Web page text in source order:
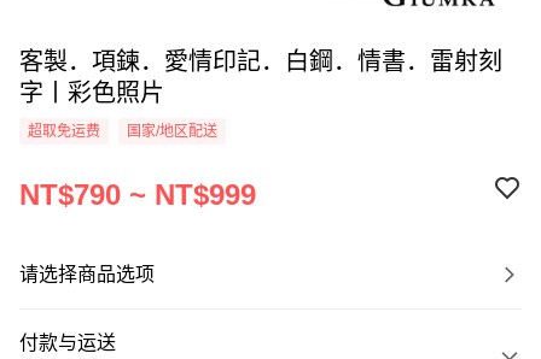
客製．項鍊．愛情印記．白鋼．情書．雷射刻
字丨彩色照片
超取免运费 国家/地区配送
NT$790 ~ NT$999
请选择商品选项
付款与运送